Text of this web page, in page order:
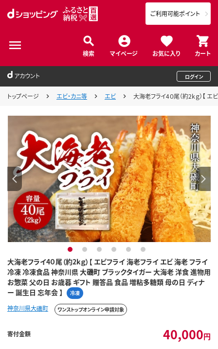
検索 マイページ お気に入り カート
ご利用可能ポイント
アカウント ログイン
トップページ エビ・カニ等 エビ 大海老フライ4０尾（約2kｇ）【
大海老フライ4０尾（約2kｇ）【 エビフライ 海老フライ エビ 海老 フライ
冷凍 冷凍食品 神奈川県 大磯町 ブラックタイガー 大海老 洋食 進物用
お惣菜 父の日 お歳暮 ギフト 贈答品 食品 増粘多糖類 母の日 ディナ
ー 誕生日 忘年会 】
冷凍
1 2 3 4 5 6
神奈川県大磯町 ワンストップオンライン申請対象
寄付金額 40,000円